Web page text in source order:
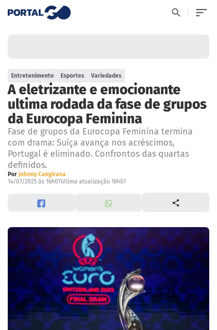
Entretenimento Esportes Variedades
A eletrizante e emocionante
ultima rodada da fase de grupos
da Eurocopa Feminina
Fase de grupos da Eurocopa Feminina termina
com drama: Suíça avança nos acréscimos,
Portugal é eliminado. Confrontos das quartas
definidos.
Por Johnny Cangirana
14/07/2025 às 16h07última atualização 16h07